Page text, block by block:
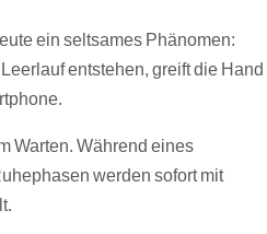
ein seltsames Phänomen:
entstehen, greift die Hand
Warten. Während eines
werden sofort mit